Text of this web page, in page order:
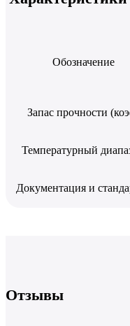
Обозначение
Запас прочности
Температурный
Документация и
Отзывы